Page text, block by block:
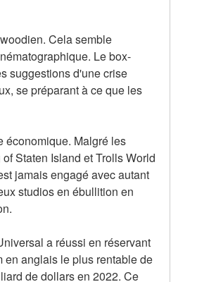
Cela semble
Le box-
suggestions d'une crise
se préparant à ce que les
économique. Malgré les
Staten Island et Trolls World
jamais engagé avec autant
studios en ébullition en
a réussi en réservant
en anglais le plus rentable de
de dollars en 2022. Ce